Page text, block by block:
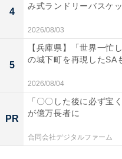
4
み式ランドリーバスケ
2026/08/03
5
【兵庫県】「世界一忙
の城下町を再現したSA
2026/08/04
PR
「〇〇した後に必ず宝
が億万長者に
合同会社デジタルファーム